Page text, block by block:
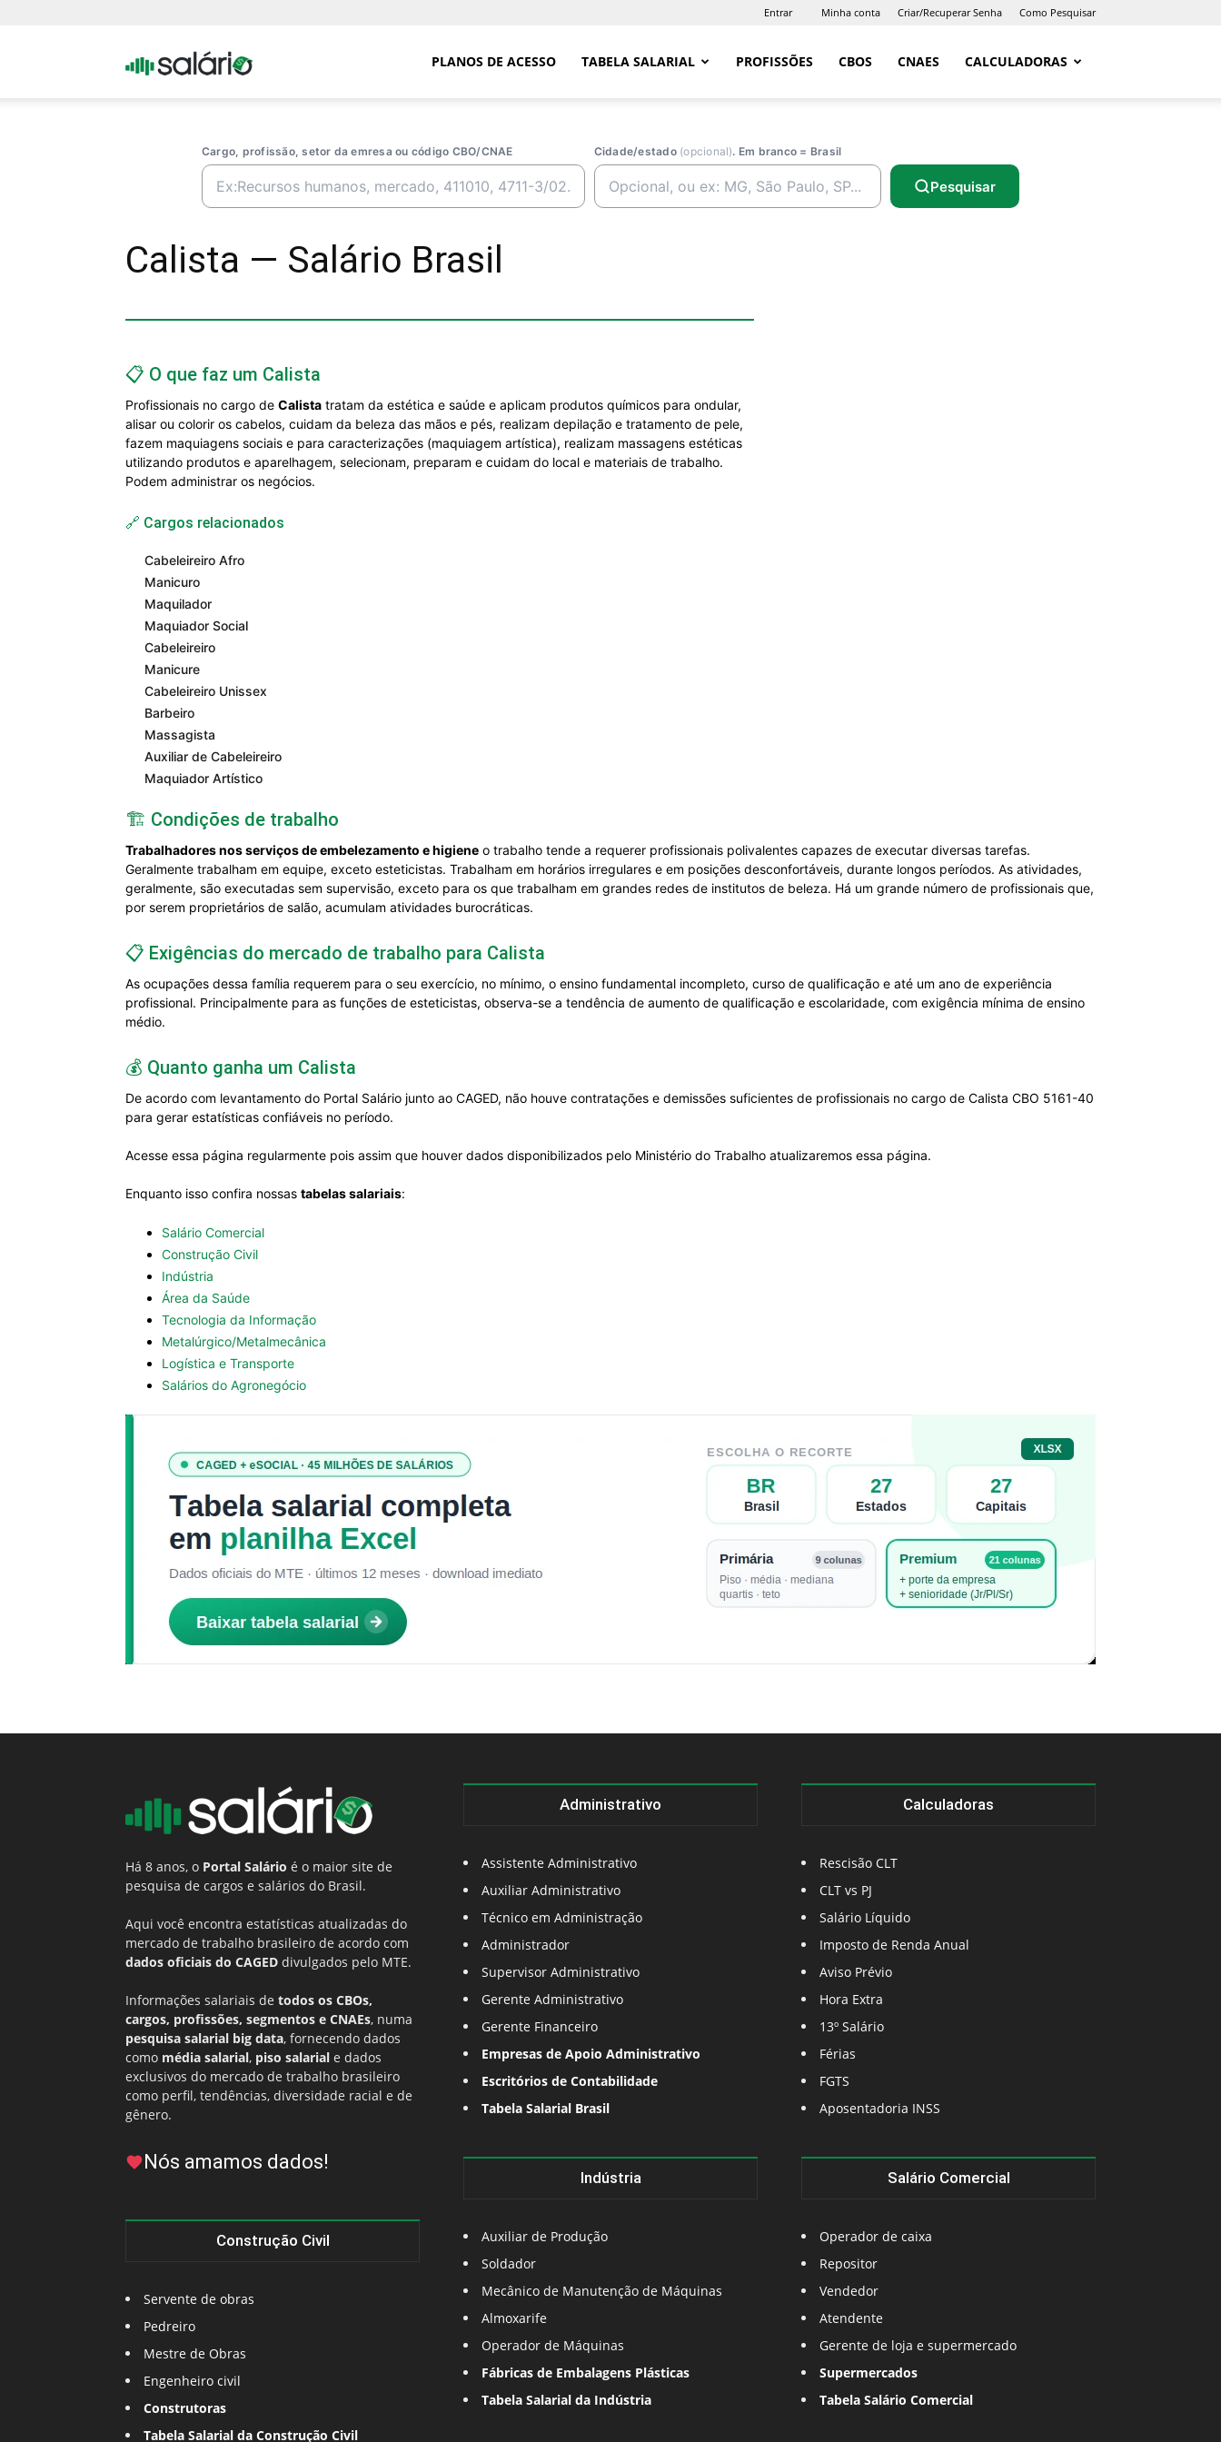
Entrar Minha conta Criar/Recuperar Senha Como Pesquisar
Portal PLANOS DE ACESSO TABELA SALARIAL PROFISSÕES CBOS CNAES CALCULADORAS
Cargo, profissão, setor da emresa ou código CBO/CNAE Cidade/estado (opcional). Em branco = Brasil
Pesquisar
Calista — Salário Brasil
📋 O que faz um Calista
Profissionais no cargo de Calista tratam da estética e saúde e aplicam produtos químicos para ondular,
alisar ou colorir os cabelos, cuidam da beleza das mãos e pés, realizam depilação e tratamento de pele,
fazem maquiagens sociais e para caracterizações (maquiagem artística), realizam massagens estéticas
utilizando produtos e aparelhagem, selecionam, preparam e cuidam do local e materiais de trabalho.
Podem administrar os negócios.
🔗 Cargos relacionados
Cabeleireiro Afro
Manicuro
Maquilador
Maquiador Social
Cabeleireiro
Manicure
Cabeleireiro Unissex
Barbeiro
Massagista
Auxiliar de Cabeleireiro
Maquiador Artístico
🏗️ Condições de trabalho
Trabalhadores nos serviços de embelezamento e higiene o trabalho tende a requerer profissionais polivalentes capazes de executar diversas tarefas.
Geralmente trabalham em equipe, exceto esteticistas. Trabalham em horários irregulares e em posições desconfortáveis, durante longos períodos. As atividades,
geralmente, são executadas sem supervisão, exceto para os que trabalham em grandes redes de institutos de beleza. Há um grande número de profissionais que,
por serem proprietários de salão, acumulam atividades burocráticas.
📋 Exigências do mercado de trabalho para Calista
As ocupações dessa família requerem para o seu exercício, no mínimo, o ensino fundamental incompleto, curso de qualificação e até um ano de experiência
profissional. Principalmente para as funções de esteticistas, observa-se a tendência de aumento de qualificação e escolaridade, com exigência mínima de ensino
médio.
💰 Quanto ganha um Calista
De acordo com levantamento do Portal Salário junto ao CAGED, não houve contratações e demissões suficientes de profissionais no cargo de Calista CBO 5161-40
para gerar estatísticas confiáveis no período.
Acesse essa página regularmente pois assim que houver dados disponibilizados pelo Ministério do Trabalho atualizaremos essa página.
Enquanto isso confira nossas tabelas salariais:
Salário Comercial
Construção Civil
Indústria
Área da Saúde
Tecnologia da Informação
Metalúrgico/Metalmecânica
Logística e Transporte
Salários do Agronegócio
Há 8 anos, o Portal Salário é o maior site de
pesquisa de cargos e salários do Brasil.
Aqui você encontra estatísticas atualizadas do
mercado de trabalho brasileiro de acordo com
dados oficiais do CAGED divulgados pelo MTE.
Informações salariais de todos os CBOs,
cargos, profissões, segmentos e CNAEs, numa
pesquisa salarial big data, fornecendo dados
como média salarial, piso salarial e dados
exclusivos do mercado de trabalho brasileiro
como perfil, tendências, diversidade racial e de
gênero.
Nós amamos dados!
Construção Civil
Servente de obras
Pedreiro
Mestre de Obras
Engenheiro civil
Construtoras
Tabela Salarial da Construção Civil
Administrativo
Assistente Administrativo
Auxiliar Administrativo
Técnico em Administração
Administrador
Supervisor Administrativo
Gerente Administrativo
Gerente Financeiro
Empresas de Apoio Administrativo
Escritórios de Contabilidade
Tabela Salarial Brasil
Indústria
Auxiliar de Produção
Soldador
Mecânico de Manutenção de Máquinas
Almoxarife
Operador de Máquinas
Fábricas de Embalagens Plásticas
Tabela Salarial da Indústria
Calculadoras
Rescisão CLT
CLT vs PJ
Salário Líquido
Imposto de Renda Anual
Aviso Prévio
Hora Extra
13º Salário
Férias
FGTS
Aposentadoria INSS
Salário Comercial
Operador de caixa
Repositor
Vendedor
Atendente
Gerente de loja e supermercado
Supermercados
Tabela Salário Comercial